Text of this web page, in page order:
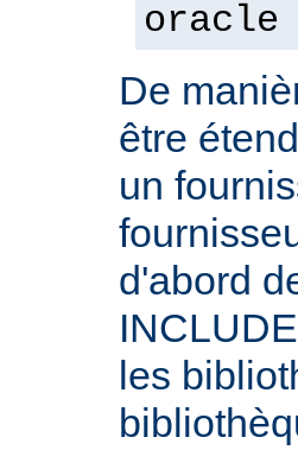
oracle
De
être
un
d'abord
les